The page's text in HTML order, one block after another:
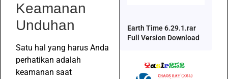
Keamanan
Unduhan
Satu hal yang harus Anda
perhatikan adalah
keamanan saat
Earth Time 6.29.1.rar
Full Version Download